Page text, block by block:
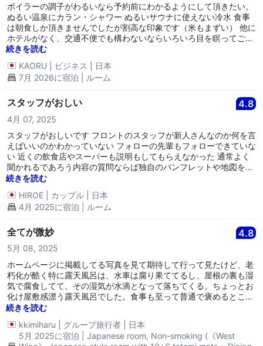
ボイラーの調子がわるいなら予約前にわかるようにして頂きたい。
ぬるい温泉にカラン・シャワー ぬるいサウナに使えない冷水 食事
は朝食しか頂きませんでしたが割高な印象です（米もまずい） 他に
ホテルがなく、交通不便でも構わないならいろいろ目を瞑ってご利
続きを読む
KAORU
ビジネス
日本
7月 2026に宿泊 | ルーム
スタッフがおしい 4.8
4月 07, 2025
スタッフがおしいです フロントのスタッフが新人さんなのか何を言
えばいいのかわかっていない フォローの先輩もフォローできていな
い 近くの飲食店やスーパーも説明もしてもらえなかった 通常よく
聞かれるであろう内容の質問ならば独自のパンフレットや地図を用
意して説明したり近くにないのならばタクシーの手配を申し出てく
れるなど方法あると思いますがそれもなく不親切 朝食のスタッフさ
んも案内があたふたしていて全体的にスタッフさんの段取りが悪い
部屋にトイレ、洗面所が無いのはそういうプランだからよいのだけ
欲しいと思います
続きを読む
HIROE
カップル
日本
4月 2025に宿泊 | ルーム
全てが微妙 4.8
5月 08, 2025
ホームページに掲載してる写真を見て期待して行って見たけど、老
朽化が酷く特に露天風呂は、水車は腐り果ててるし、屋根の裏も湿
気で腐食してて、その湿気が水滴となって落ちてくる。ちょっとお
化け屋敷感漂う露天風呂でした。食事も至って普通で褒めるとこが
ない。食事会場も狭くて朝のバイキング朝食は、全然落ち着かな
続きを読む
kkimiharu
グループ旅行者
日本
5月 2025に宿泊 | Japanese room, Non-smoking (《West